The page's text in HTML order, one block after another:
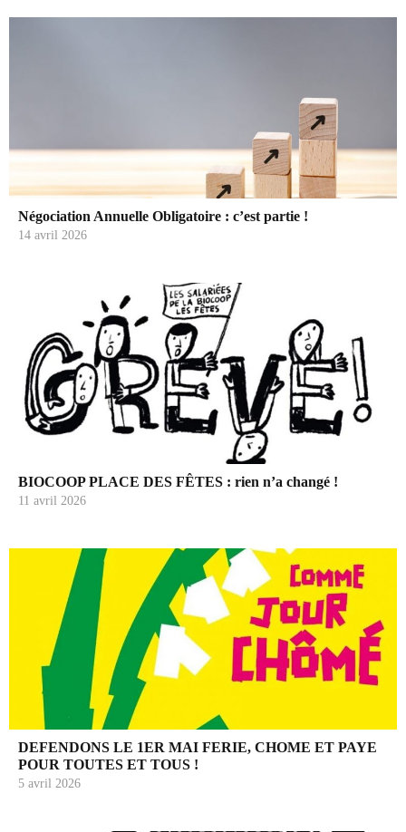
Négociation Annuelle Obligatoire : c’est partie !
14 avril 2026
BIOCOOP PLACE DES FÊTES : rien n’a changé !
11 avril 2026
DEFENDONS LE 1ER MAI FERIE, CHOME ET PAYE
POUR TOUTES ET TOUS !
5 avril 2026